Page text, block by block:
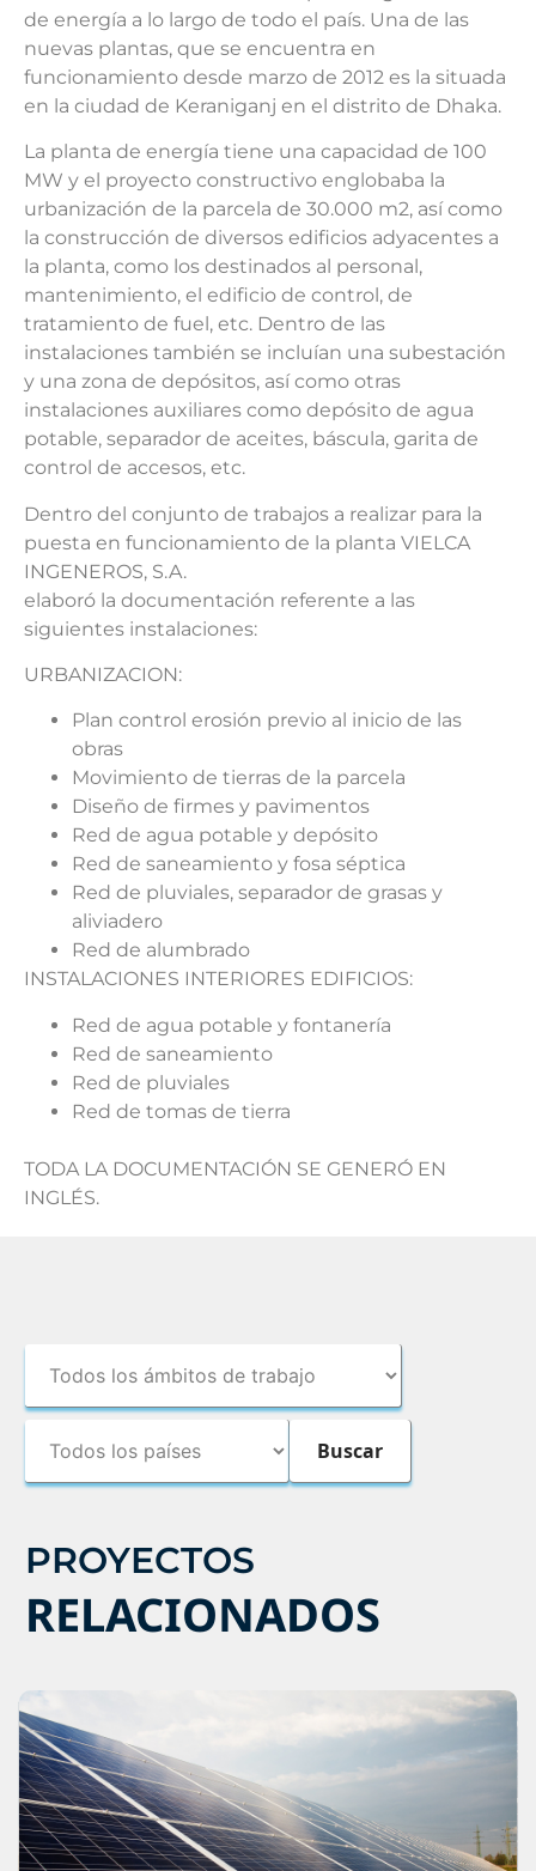
de energía a lo largo de todo el país. Una de las
nuevas plantas, que se encuentra en
funcionamiento desde marzo de 2012 es la situada
en la ciudad de Keraniganj en el distrito de Dhaka.
La planta de energía tiene una capacidad de 100
MW y el proyecto constructivo englobaba la
urbanización de la parcela de 30.000 m2, así como
la construcción de diversos edificios adyacentes a
la planta, como los destinados al personal,
mantenimiento, el edificio de control, de
tratamiento de fuel, etc. Dentro de las
instalaciones también se incluían una subestación
y una zona de depósitos, así como otras
instalaciones auxiliares como depósito de agua
potable, separador de aceites, báscula, garita de
control de accesos, etc.
Dentro del conjunto de trabajos a realizar para la
puesta en funcionamiento de la planta VIELCA
INGENEROS, S.A.
elaboró la documentación referente a las
siguientes instalaciones:
URBANIZACION:
Plan control erosión previo al inicio de las
obras
Movimiento de tierras de la parcela
Diseño de firmes y pavimentos
Red de agua potable y depósito
Red de saneamiento y fosa séptica
Red de pluviales, separador de grasas y
aliviadero
Red de alumbrado
INSTALACIONES INTERIORES EDIFICIOS:
Red de agua potable y fontanería
Red de saneamiento
Red de pluviales
Red de tomas de tierra
TODA LA DOCUMENTACIÓN SE GENERÓ EN
INGLÉS.
PROYECTOS
RELACIONADOS